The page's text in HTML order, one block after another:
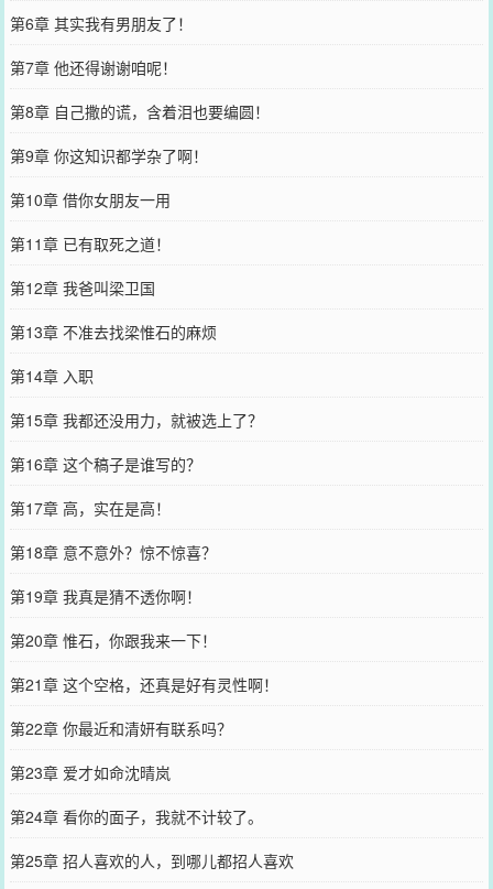
第6章 其实我有男朋友了！
第7章 他还得谢谢咱呢！
第8章 自己撒的谎，含着泪也要编圆！
第9章 你这知识都学杂了啊！
第10章 借你女朋友一用
第11章 已有取死之道！
第12章 我爸叫梁卫国
第13章 不准去找梁惟石的麻烦
第14章 入职
第15章 我都还没用力，就被选上了？
第16章 这个稿子是谁写的？
第17章 高，实在是高！
第18章 意不意外？惊不惊喜？
第19章 我真是猜不透你啊！
第20章 惟石，你跟我来一下！
第21章 这个空格，还真是好有灵性啊！
第22章 你最近和清妍有联系吗？
第23章 爱才如命沈晴岚
第24章 看你的面子，我就不计较了。
第25章 招人喜欢的人，到哪儿都招人喜欢